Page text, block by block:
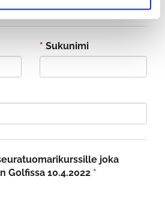
kautta.
* Sukunimi
joka
Golfissa 10.4.2022 *